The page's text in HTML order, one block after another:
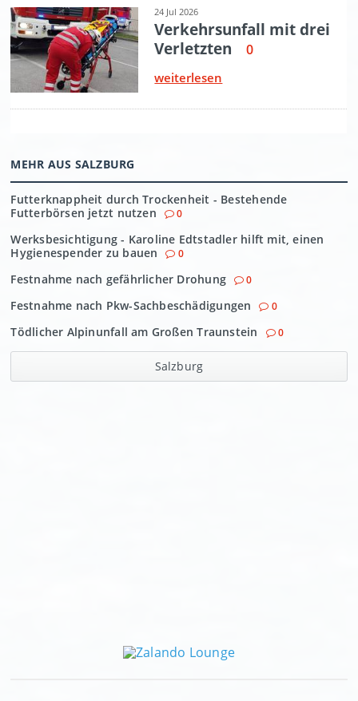
MEHR AUS SALZBURG
Futterknappheit durch Trockenheit - Bestehende
Futterbörsen jetzt nutzen
0
Werksbesichtigung - Karoline Edtstadler hilft mit, einen
Hygienespender zu bauen
0
Festnahme nach gefährlicher Drohung 0
Festnahme nach Pkw-Sachbeschädigungen 0
Tödlicher Alpinunfall am Großen Traunstein 0
Salzburg